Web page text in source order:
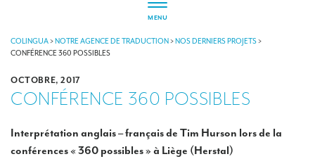
MENU
À PROPOS
RSE
Nos références
COLINGUA>NOTRE AGENCE DE TRADUCTION>NOS DERNIERS PROJETS>
CONFÉRENCE 360 POSSIBLES
OCTOBRE, 2017
CONFÉRENCE 360 POSSIBLES
Interprétation anglais – français de Tim Hurson lors de la
conférences « 360 possibles » à Liège (Herstal)